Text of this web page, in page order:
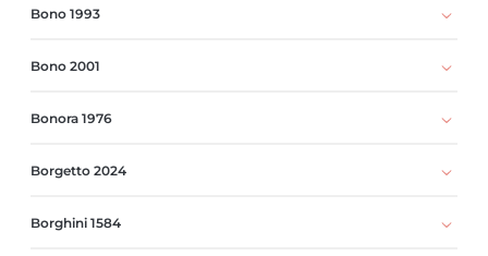
Bono 1993
Bono 2001
Bonora 1976
Borgetto 2024
Borghini 1584